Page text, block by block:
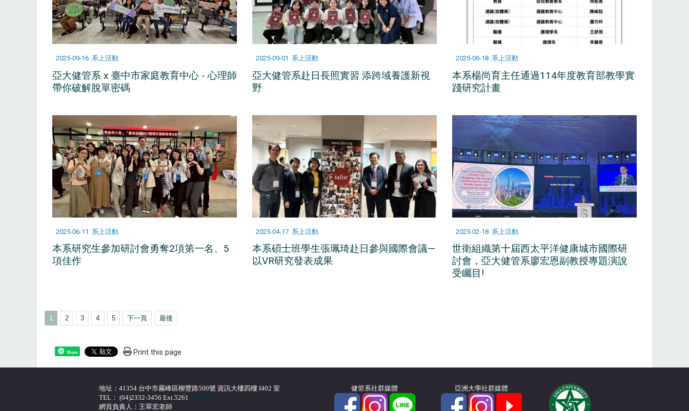
2025-09-16 系上活動
亞大健管系 x 臺中市家庭教育中心 - 心理師
帶你破解脫單密碼
2025-09-01 系上活動
亞大健管系赴日長照實習 添跨域養護新視
野
2025-06-18 系上活動
本系楊尚育主任通過114年度教育部教學實
踐研究計畫
2025-06-11 系上活動
本系研究生參加研討會勇奪2項第一名、5
項佳作
2025-04-17 系上活動
本系碩士班學生張珮琦赴日參與國際會議—
以VR研究發表成果
2025-02-18 系上活動
世衛組織第十屆西太平洋健康城市國際研
討會，亞大健管系廖宏恩副教授專題演說
受矚目!
1 2 3 4 5 下一頁 最後
Share Print this page
地址：41354 台中市霧峰區柳豐路500號 資訊大樓四樓 I402 室
TEL： (04)2332-3456 Ext.5261 聯絡我們
網頁負責人：王翠宏老師
健管系社群媒體 亞洲大學社群媒體